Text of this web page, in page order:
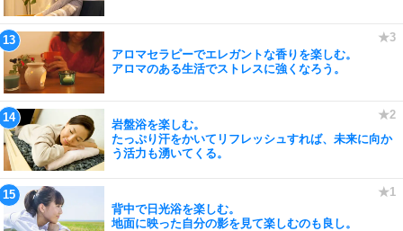
アロマセラピーでエレガントな香りを楽しむ。
アロマのある生活でストレスに強くなろう。
岩盤浴を楽しむ。
たっぷり汗をかいてリフレッシュすれば、未来に向か
う活力も湧いてくる。
背中で日光浴を楽しむ。
地面に映った自分の影を見て楽しむのも良し。